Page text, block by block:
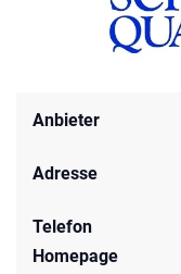
Anbieter
Adresse
Telefon
Homepage